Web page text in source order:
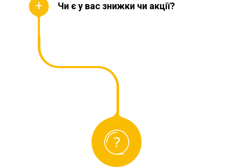
Чи є у вас знижки чи акції?